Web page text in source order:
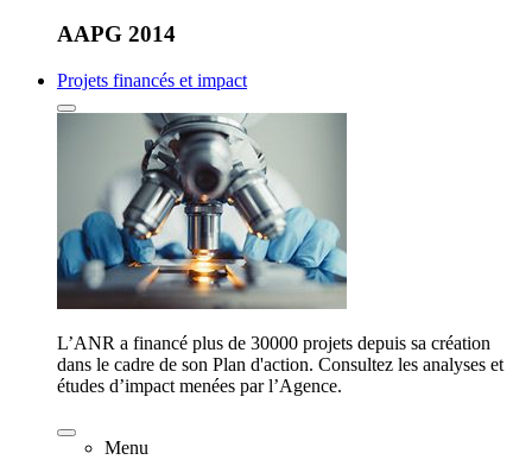
AAPG 2014
Projets financés et impact
L’ANR a financé plus de 30000 projets depuis sa création
dans le cadre de son Plan d'action. Consultez les analyses et
études d’impact menées par l’Agence.
Menu